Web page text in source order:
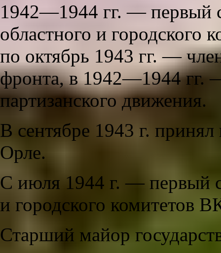
1942—1944 гг. — первый
областного и городского
по октябрь 1943 гг. —
фронта, в 1942—1944 гг.
партизанского движения.
В сентябре 1943 г. принял
Орле.
С июля 1944 г. — первый
и городского комитетов
Старший майор